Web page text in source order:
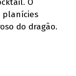
O
planícies
do dragão.